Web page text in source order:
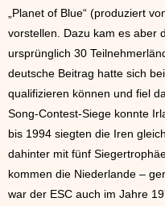
„Planet of Blue“ (produziert
vorstellen. Dazu kam es aber
ursprünglich 30
deutsche Beitrag hatte sich
qualifizieren können und fiel
Song-Contest-Siege konnte
bis 1994 siegten die Iren
dahinter mit fünf
kommen die Niederlande –
war der ESC auch im Jahre